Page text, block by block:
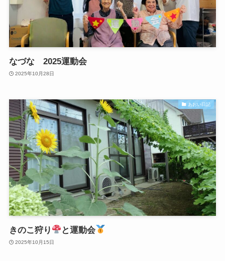
なづな 2025運動会
2025年10月28日
あおい日記
きのこ狩り と運動会
2025年10月15日